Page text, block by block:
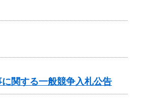
関する一般競争入札公告